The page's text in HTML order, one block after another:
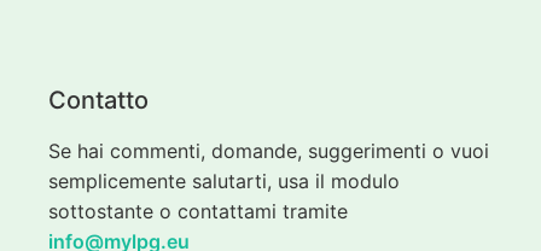
Contatto
Se hai commenti, domande, suggerimenti o vuoi
semplicemente salutarti, usa il modulo
sottostante o contattami tramite
info@mylpg.eu